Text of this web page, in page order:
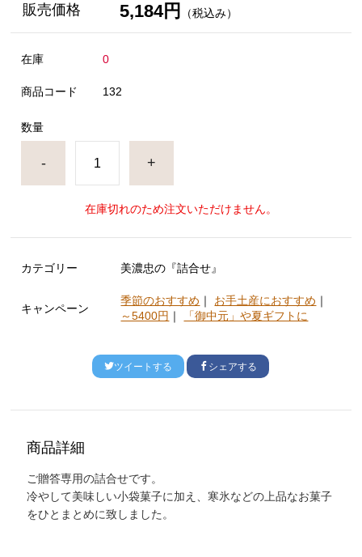
販売価格 5,184円 （税込み）
在庫 0
商品コード 132
数量
- +
在庫切れのため注文いただけません。
カテゴリー 美濃忠の『詰合せ』
キャンペーン
季節のおすすめ ｜ お手土産におすすめ ｜
～5400円 ｜ 「御中元」や夏ギフトに
ツイートする シェアする
商品詳細
ご贈答専用の詰合せです。
冷やして美味しい小袋菓子に加え、寒氷などの上品なお菓子
をひとまとめに致しました。